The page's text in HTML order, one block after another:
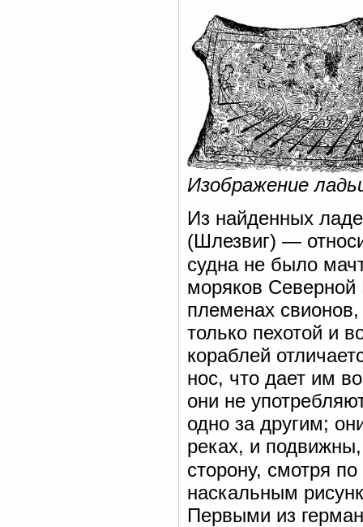
Изображение
Из найденных
(Шлезвиг) —
судна не было
моряков
племенах
только пехотой и
кораблей
нос, что дает им
они не
одно за другим;
реках, и
сторону, смотря
наскальным
Первыми из